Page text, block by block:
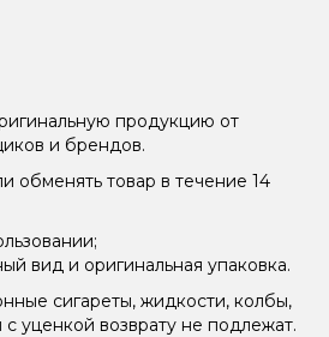
продукцию от
и брендов.
обменять товар в течение 14
вид и оригинальная упаковка.
сигареты, жидкости, колбы,
уценкой возврату не подлежат.